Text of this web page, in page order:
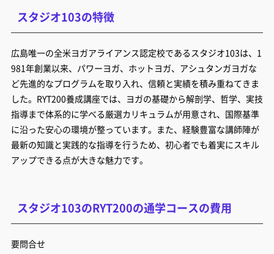
スタジオ103の特徴
広島唯一の全米ヨガアライアンス認定校であるスタジオ103は、1
981年創業以来、パワーヨガ、ホットヨガ、アシュタンガヨガな
ど先進的なプログラムを取り入れ、信頼と実績を積み重ねてきま
した。RYT200養成講座では、ヨガの基礎から解剖学、哲学、実技
指導まで体系的に学べる厳選カリキュラムが用意され、国際基準
に沿った安心の環境が整っています。また、経験豊富な講師陣が
最新の知識と実践的な指導を行うため、初心者でも着実にスキル
アップできる点が大きな魅力です。
スタジオ103のRYT200の通学コースの費用
要問合せ